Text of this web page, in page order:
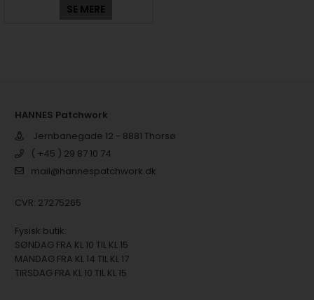
SE MERE
HANNES Patchwork
Jernbanegade 12 - 8881 Thorsø
( +45 ) 29 87 10 74
mail@hannespatchwork.dk
CVR: 27275265
Fysisk butik:
SØNDAG FRA KL 10 TIL KL 15
MANDAG FRA KL 14 TIL KL 17
TIRSDAG FRA KL 10 TIL KL 15